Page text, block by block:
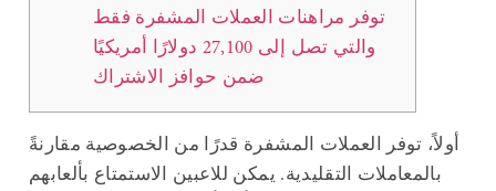
توفر مراهنات العملات المشفرة فقط
والتي تصل إلى 27,100 دولارًا أمريكيًا
ضمن حوافز الاشتراك
أولاً، توفر العملات المشفرة قدرًا من الخصوصية مقارنةً
بالمعاملات التقليدية. يمكن للاعبين الاستمتاع بألعابهم